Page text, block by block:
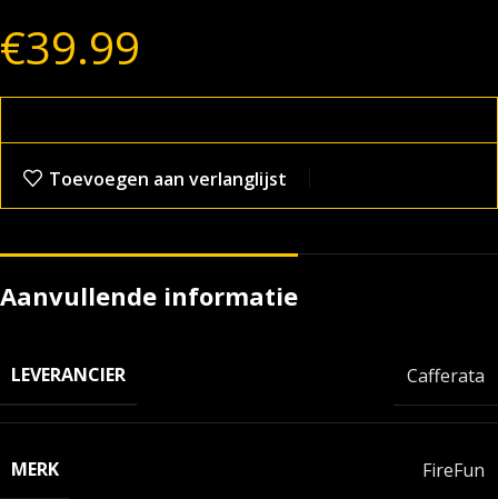
€39.99
Toevoegen aan verlanglijst
Aanvullende informatie
LEVERANCIER Cafferata
MERK FireFun